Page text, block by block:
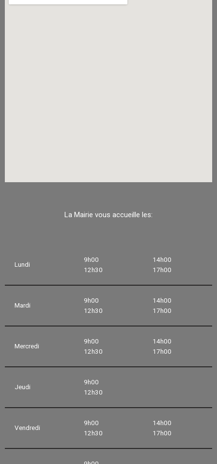
La Mairie vous accueille les:
Lundi
9h00
12h30
14h00
17h00
Mardi
9h00
12h30
14h00
17h00
Mercredi
9h00
12h30
14h00
17h00
Jeudi
9h00
12h30
Vendredi
9h00
12h30
14h00
17h00